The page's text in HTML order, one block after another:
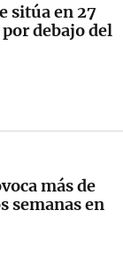
sitúa en 27
debajo del
más de
semanas en